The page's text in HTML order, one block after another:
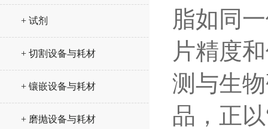
+ 试剂
+ 切割设备与耗材
+ 镶嵌设备与耗材
+ 磨抛设备与耗材
脂如同
片精度
测与生
品，正